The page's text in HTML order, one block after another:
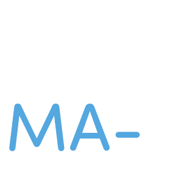
MA-